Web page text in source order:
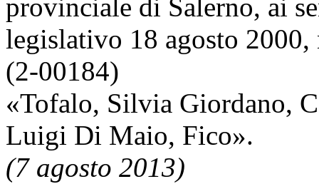
provinciale di Salerno, ai
legislativo 18 agosto
(2-00184)
«Tofalo, Silvia Giordano,
Luigi Di Maio, Fico».
(7 agosto 2013)